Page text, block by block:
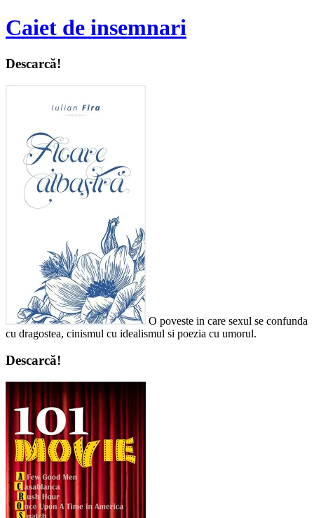
Caiet de insemnari
Descarcă!
O poveste in care sexul se confunda
cu dragostea, cinismul cu idealismul si poezia cu umorul.
Descarcă!